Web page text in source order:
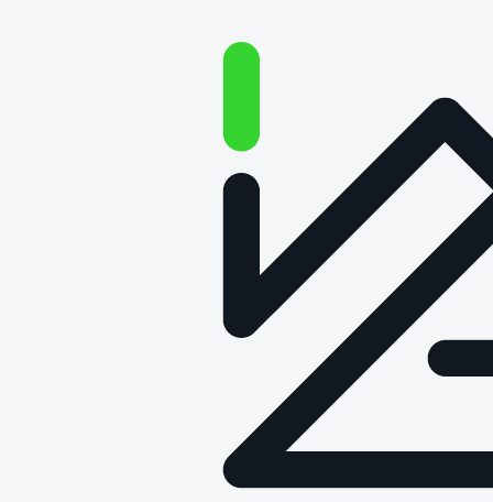
Centrum Nowoczesnej
zajmuje się
opracowywaniem innowacyjnych rozwiązań i technologii w
obszarze taboru kolejowego, logistyki, rolnictwa oraz leśnictwa.
Tworzy i rozwija technologie, dostosowując je do specyficznych
potrzeb gospodarki czy poszczególnych klientów. W skład
centrum wchodzą grupy badawcze zajmujące się konstrukcją
pojazdów i maszyn, badaniami symulacyjnymi, elektrotechniką,
automatyką i robotyką, a także logistyką.